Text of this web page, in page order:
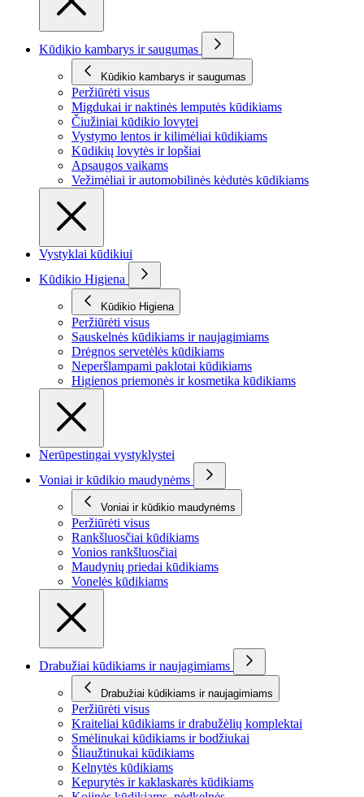
Kūdikio kambarys ir saugumas
Kūdikio kambarys ir saugumas
Peržiūrėti visus
Migdukai ir naktinės lemputės kūdikiams
Čiužiniai kūdikio lovytei
Vystymo lentos ir kilimėliai kūdikiams
Kūdikių lovytės ir lopšiai
Apsaugos vaikams
Vežimėliai ir automobilinės kėdutės kūdikiams
Vystyklai kūdikiui
Kūdikio Higiena
Kūdikio Higiena
Peržiūrėti visus
Sauskelnės kūdikiams ir naujagimiams
Drėgnos servetėlės kūdikiams
Neperšlampami paklotai kūdikiams
Higienos priemonės ir kosmetika kūdikiams
Nerūpestingai vystyklystei
Voniai ir kūdikio maudynėms
Voniai ir kūdikio maudynėms
Peržiūrėti visus
Rankšluosčiai kūdikiams
Vonios rankšluosčiai
Maudynių priedai kūdikiams
Vonelės kūdikiams
Drabužiai kūdikiams ir naujagimiams
Drabužiai kūdikiams ir naujagimiams
Peržiūrėti visus
Kraiteliai kūdikiams ir drabužėlių komplektai
Smėlinukai kūdikiams ir bodžiukai
Šliaužtinukai kūdikiams
Kelnytės kūdikiams
Kepurytės ir kaklaskarės kūdikiams